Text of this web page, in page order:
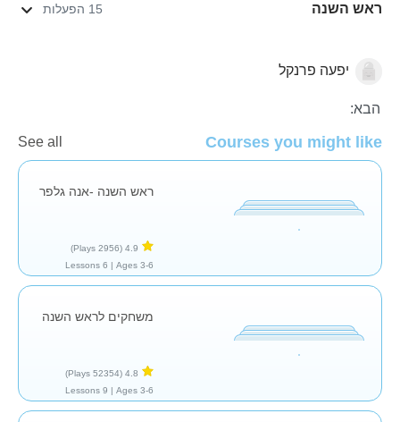
ראש השנה 15 הפעלות
🍯 ראש השנה
יפעה פרנקל
הבא:
Courses you might like
See all
ראש השנה -אנה גלפר
4.9
(2956 Plays)
Ages 3-6 |
6 Lessons
משחקים לראש השנה
4.8
(52354 Plays)
Ages 3-6 |
9 Lessons